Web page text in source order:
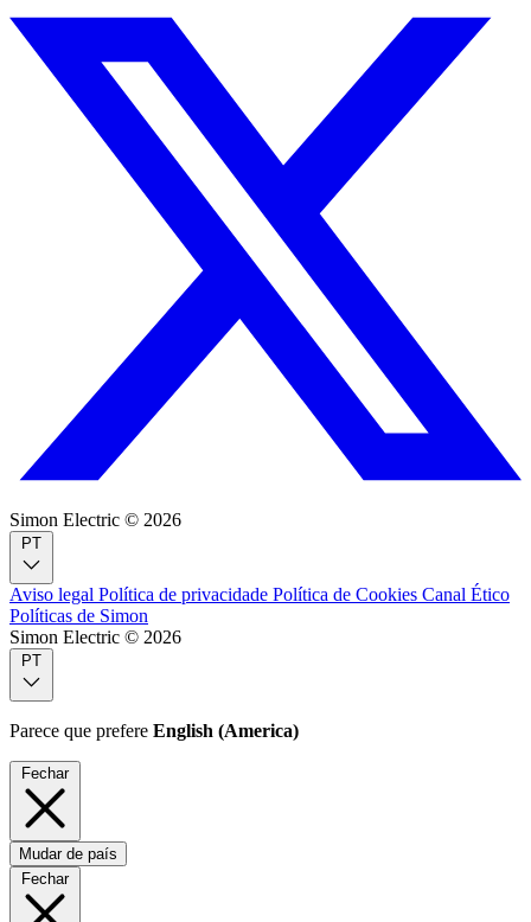
Simon Electric © 2026
Aviso legal Política de privacidade Política de Cookies Canal Ético
Políticas de Simon
Simon Electric © 2026
Parece que prefere English (America)
Fechar
Mudar de país
Fechar